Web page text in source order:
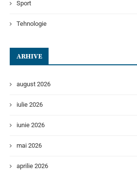
Sport
Tehnologie
ARHIVE
august 2026
iulie 2026
iunie 2026
mai 2026
aprilie 2026